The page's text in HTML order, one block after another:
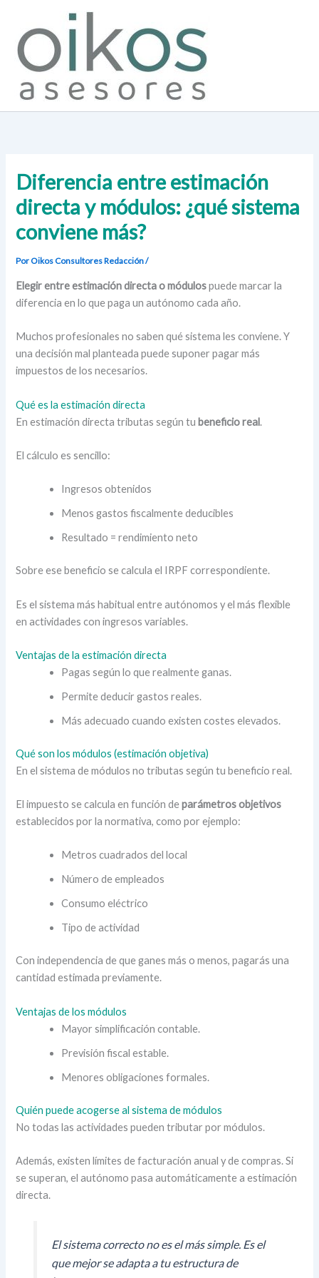
contenido
Diferencia entre estimación
directa y módulos: ¿qué sistema
conviene más?
Por Oikos ConsultoresRedacción/
Elegir entre estimación directa o módulospuede marcar la
diferencia en lo que paga un autónomo cada año.
Muchos profesionales no saben qué sistema les conviene. Y
una decisión mal planteada puede suponer pagar más
impuestos de los necesarios.
Qué es la estimación directa
En estimación directa tributas según tu beneficio real.
El cálculo es sencillo:
Ingresos obtenidos
Menos gastos fiscalmente deducibles
Resultado = rendimiento neto
Sobre ese beneficio se calcula el IRPF correspondiente.
Es el sistema más habitual entre autónomos y el más flexible
en actividades con ingresos variables.
Ventajas de la estimación directa
Pagas según lo que realmente ganas.
Permite deducir gastos reales.
Más adecuado cuando existen costes elevados.
Qué son los módulos (estimación objetiva)
En el sistema de módulos no tributas según tu beneficio real.
El impuesto se calcula en función deparámetros objetivos
establecidos por la normativa, como por ejemplo:
Metros cuadrados del local
Número de empleados
Consumo eléctrico
Tipo de actividad
Con independencia de que ganes más o menos, pagarás una
cantidad estimada previamente.
Ventajas de los módulos
Mayor simplificación contable.
Previsión fiscal estable.
Menores obligaciones formales.
Quién puede acogerse al sistema de módulos
No todas las actividades pueden tributar por módulos.
Además, existen límites de facturación anual y de compras. Si
se superan, el autónomo pasa automáticamente a estimación
directa.
El sistema correcto no es el más simple. Es el
que mejor se adapta a tu estructura de